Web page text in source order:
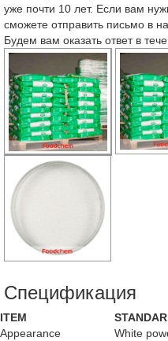
уже почти 10 лет. Если вам
сможете отправить письмо в
Будем вам оказать ответ в
Спецификация
ITEM
Appearance
White